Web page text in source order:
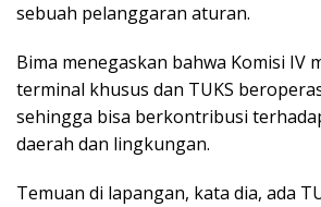
sebuah pelanggaran aturan.
Bima menegaskan bahwa Komisi IV
terminal khusus dan TUKS
sehingga bisa berkontribusi
daerah dan lingkungan.
Temuan di lapangan, kata dia, ada